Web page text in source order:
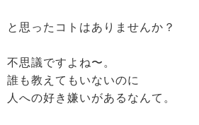
と思ったコトはありませんか？
不思議ですよね〜。
誰も教えてもいないのに
人への好き嫌いがあるなんて。